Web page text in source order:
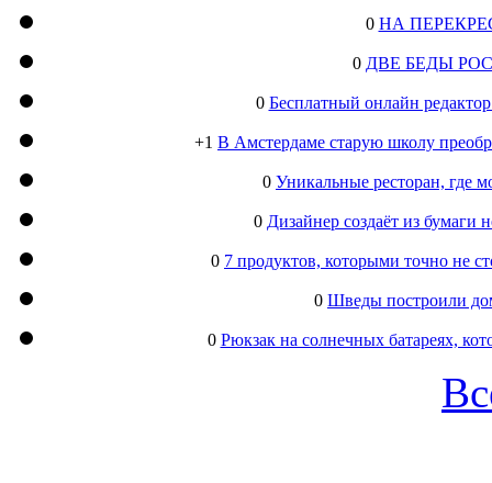
0 НА
0 ДВЕ БЕДЫ
0 Бесплатный онлайн
+1 В Амстердаме старую школу
0 Уникальные ресторан, где
0 Дизайнер создаёт из
0 7 продуктов, которыми точно не
0 Шведы построили
0 Рюкзак на солнечных батареях,